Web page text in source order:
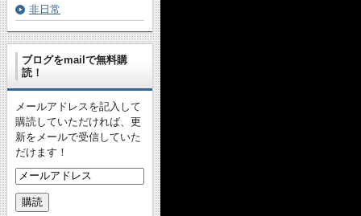
非日常
ブログをmailで無料購
読！
メールアドレスを記入して
購読していただければ、更
新をメールで受信していた
だけます！